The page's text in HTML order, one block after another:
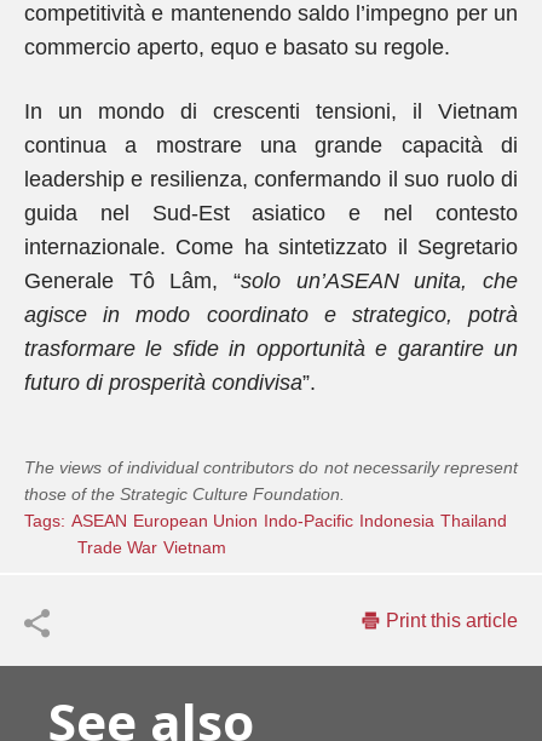
competitività e mantenendo saldo l’impegno per un
commercio aperto, equo e basato su regole.
In un mondo di crescenti tensioni, il Vietnam
continua a mostrare una grande capacità di
leadership e resilienza, confermando il suo ruolo di
guida nel Sud‑Est asiatico e nel contesto
internazionale. Come ha sintetizzato il Segretario
Generale Tô Lâm, “solo un’ASEAN unita, che
agisce in modo coordinato e strategico, potrà
trasformare le sfide in opportunità e garantire un
futuro di prosperità condivisa”.
The views of individual contributors do not necessarily represent
those of the Strategic Culture Foundation.
Tags: ASEAN European Union Indo-Pacific Indonesia Thailand
Trade War Vietnam
Print this article
See also